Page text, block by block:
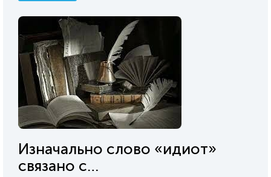
Изначально слово «идиот»
связано с…